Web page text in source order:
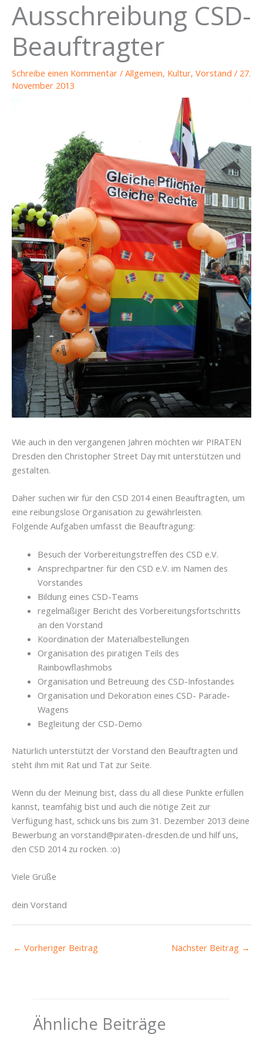
Ausschreibung CSD-
Beauftragter
Schreibe einen Kommentar / Allgemein, Kultur, Vorstand / 27.
November 2013
Wie auch in den vergangenen Jahren möchten wir PIRATEN
Dresden den Christopher Street Day mit unterstützen und
gestalten.
Daher suchen wir für den CSD 2014 einen Beauftragten, um
eine reibungslose Organisation zu gewährleisten.
Folgende Aufgaben umfasst die Beauftragung:
Besuch der Vorbereitungstreffen des CSD e.V.
Ansprechpartner für den CSD e.V. im Namen des
Vorstandes
Bildung eines CSD-Teams
regelmäßiger Bericht des Vorbereitungsfortschritts
an den Vorstand
Koordination der Materialbestellungen
Organisation des piratigen Teils des
Rainbowflashmobs
Organisation und Betreuung des CSD-Infostandes
Organisation und Dekoration eines CSD- Parade-
Wagens
Begleitung der CSD-Demo
Natürlich unterstützt der Vorstand den Beauftragten und
steht ihm mit Rat und Tat zur Seite.
Wenn du der Meinung bist, dass du all diese Punkte erfüllen
kannst, teamfähig bist und auch die nötige Zeit zur
Verfügung hast, schick uns bis zum 31. Dezember 2013 deine
Bewerbung an vorstand@piraten-dresden.de und hilf uns,
den CSD 2014 zu rocken. :o)
Viele Grüße
dein Vorstand
← Vorheriger Beitrag Nächster Beitrag →
Ähnliche Beiträge